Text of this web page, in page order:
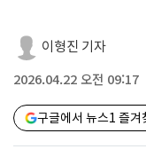
이형진 기자
2026.04.22 오전 09:17
구글에서 뉴스1 즐겨